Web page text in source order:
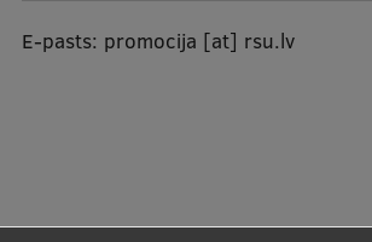
E-pasts: promocija [at] rsu.lv